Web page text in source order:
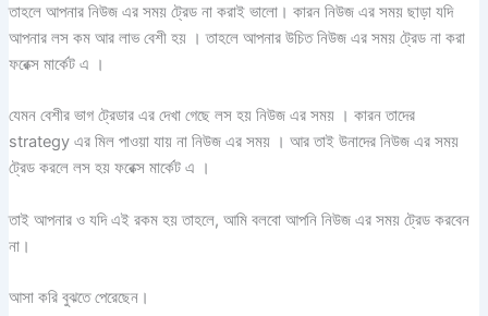
তাহলে আপনার নিউজ এর সময় ট্রেড না করাই ভালো। কারন নিউজ এর সময় ছাড়া যদি
আপনার লস কম আর লাভ বেশী হয় । তাহলে আপনার উচিত নিউজ এর সময় ট্রেড না করা
ফরেক্স মার্কেট এ ।
যেমন বেশীর ভাগ ট্রেডার এর দেখা গেছে লস হয় নিউজ এর সময় । কারন তাদের
strategy এর মিল পাওয়া যায় না নিউজ এর সময় । আর তাই উনাদের নিউজ এর সময়
ট্রেড করলে লস হয় ফরেক্স মার্কেট এ ।
তাই আপনার ও যদি এই রকম হয় তাহলে, আমি বলবো আপনি নিউজ এর সময় ট্রেড করবেন
না।
আসা করি বুঝতে পেরেছেন।